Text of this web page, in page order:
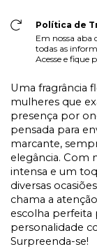
Política de
Em nossa aba
todas as
Acesse e fique
Uma fragrância
mulheres que
presença por
pensada para
marcante,
elegância. Com
intensa e um
diversas
chama a
escolha perfeita
personalidade
Surpreenda-se!